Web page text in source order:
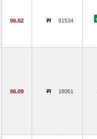
06.02 91534
06.09 18061